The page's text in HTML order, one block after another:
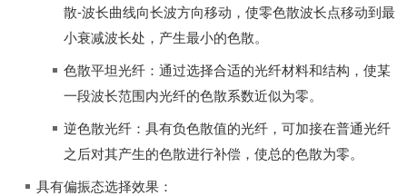
散-波长曲线向长波方向移动，使零色散波长点移动到最
小衰减波长处，产生最小的色散。
色散平坦光纤：通过选择合适的光纤材料和结构，使某
一段波长范围内光纤的色散系数近似为零。
逆色散光纤：具有负色散值的光纤，可加接在普通光纤
之后对其产生的色散进行补偿，使总的色散为零。
具有偏振态选择效果：